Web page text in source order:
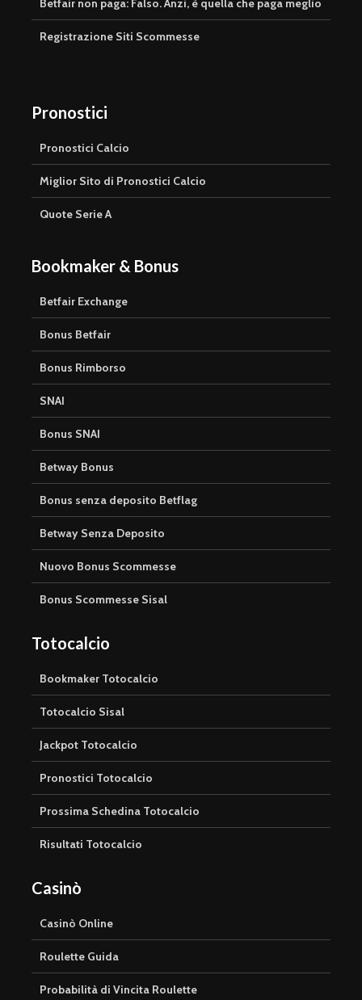
Betfair non paga: Falso. Anzi, è quella che paga meglio
Registrazione Siti Scommesse
Pronostici
Pronostici Calcio
Miglior Sito di Pronostici Calcio
Quote Serie A
Bookmaker & Bonus
Betfair Exchange
Bonus Betfair
Bonus Rimborso
SNAI
Bonus SNAI
Betway Bonus
Bonus senza deposito Betflag
Betway Senza Deposito
Nuovo Bonus Scommesse
Bonus Scommesse Sisal
Totocalcio
Bookmaker Totocalcio
Totocalcio Sisal
Jackpot Totocalcio
Pronostici Totocalcio
Prossima Schedina Totocalcio
Risultati Totocalcio
Casinò
Casinò Online
Roulette Guida
Probabilità di Vincita Roulette